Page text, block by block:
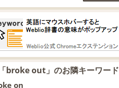
「broke out」のお隣キーワード
on